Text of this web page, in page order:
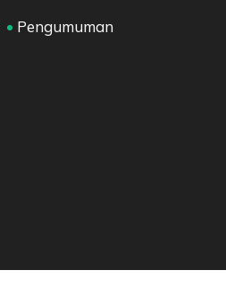
Pengumuman